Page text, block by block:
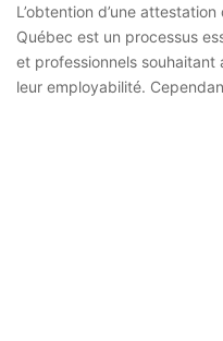
L’obtention d’une
Québec est un processus
et professionnels souhaitant
leur employabilité.